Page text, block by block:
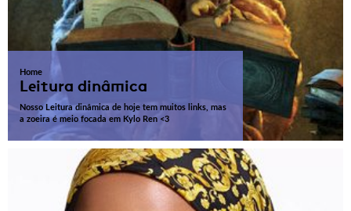
Home
Leitura dinâmica
Nosso Leitura dinâmica de hoje tem muitos links, mas
a zoeira é meio focada em Kylo Ren <3